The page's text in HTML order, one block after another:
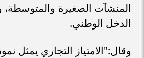
المنشآت الصغيرة والمتوسطة،
الدخل الوطني.
وقال:"الامتياز التجاري يمثل